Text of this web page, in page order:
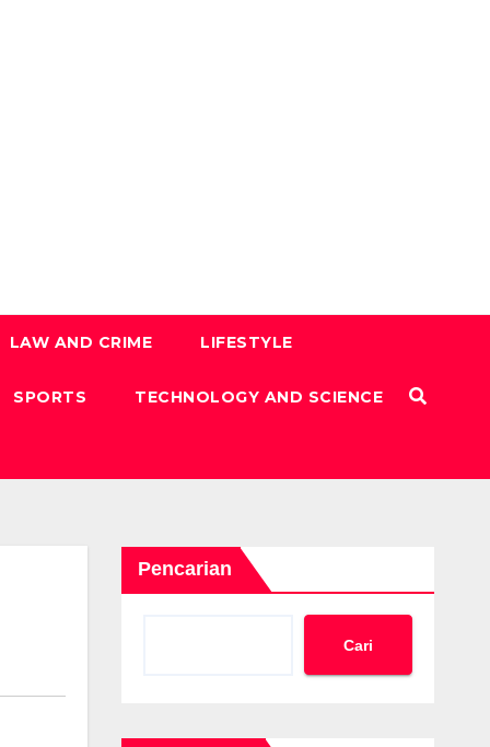
LAW AND CRIME LIFESTYLE
SPORTS TECHNOLOGY AND SCIENCE
Pencarian
Cari